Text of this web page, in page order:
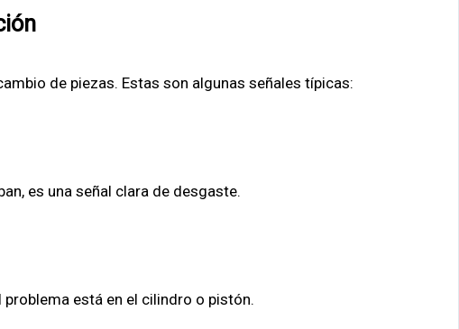
de piezas. Estas son algunas señales típicas:
es una señal clara de desgaste.
está en el cilindro o pistón.